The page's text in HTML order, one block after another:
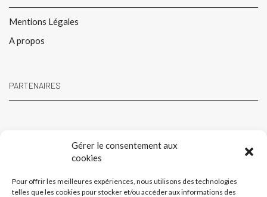
Gérer le consentement aux
cookies
Pour offrir les meilleures expériences, nous utilisons des technologies
telles que les cookies pour stocker et/ou accéder aux informations des
Mentions Légales
A propos
PARTENAIRES